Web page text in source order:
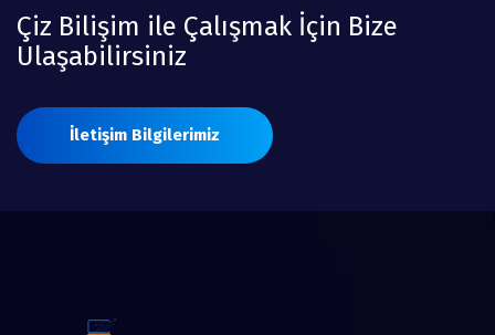
Çiz Bilişim ile Çalışmak İçin Bize
Ulaşabilirsiniz
İletişim Bilgilerimiz